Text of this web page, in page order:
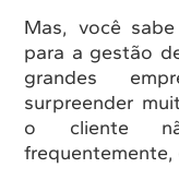
Mas, você
para a gestão
grandes
surpreender
o cliente
frequentemente,